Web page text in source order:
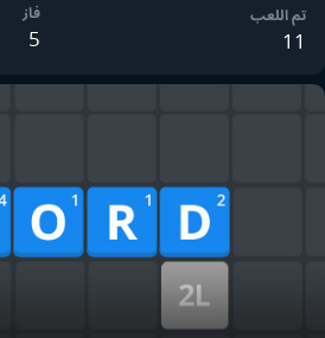
تم اللعب
11
فاز
5